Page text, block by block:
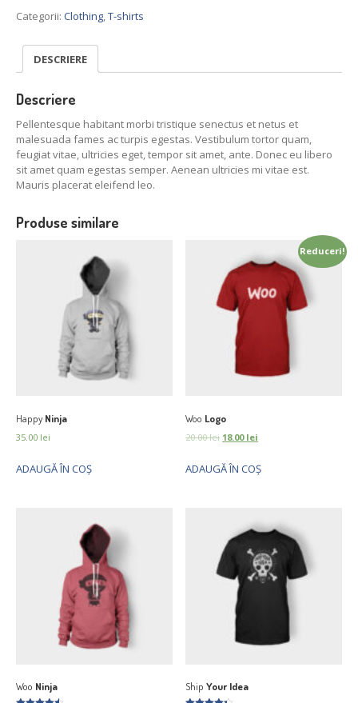
Categorii: Clothing,T-shirts
DESCRIERE
Descriere
Pellentesque habitant morbi tristique senectus et netus et
malesuada fames ac turpis egestas. Vestibulum tortor quam,
feugiat vitae, ultricies eget, tempor sit amet, ante. Donec eu libero
sit amet quam egestas semper. Aenean ultricies mi vitae est.
Mauris placerat eleifend leo.
Produse similare
HappyNinja
35.00 lei
ADAUGĂ ÎN COȘ
Reduceri!
Woo Logo
20.00lei 18.00 lei
ADAUGĂ ÎN COȘ
Woo Ninja Ship Your Idea